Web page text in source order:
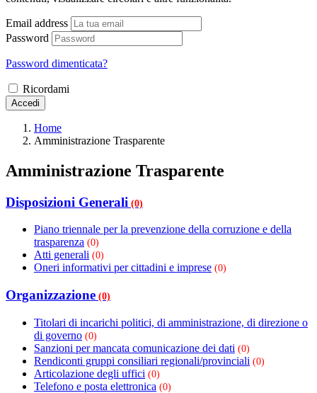
Email address
Password
Password dimenticata?
Ricordami
Accedi
Home
Amministrazione Trasparente
Amministrazione Trasparente
Disposizioni Generali (0)
Piano triennale per la prevenzione della corruzione e della
trasparenza (0)
Atti generali (0)
Oneri informativi per cittadini e imprese (0)
Organizzazione (0)
Titolari di incarichi politici, di amministrazione, di direzione o
di governo (0)
Sanzioni per mancata comunicazione dei dati (0)
Rendiconti gruppi consiliari regionali/provinciali (0)
Articolazione degli uffici (0)
Telefono e posta elettronica (0)